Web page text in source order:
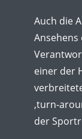
Auch die
einer der
‚turn-
der